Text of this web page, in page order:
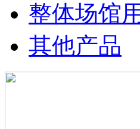
整体场馆
其他产品